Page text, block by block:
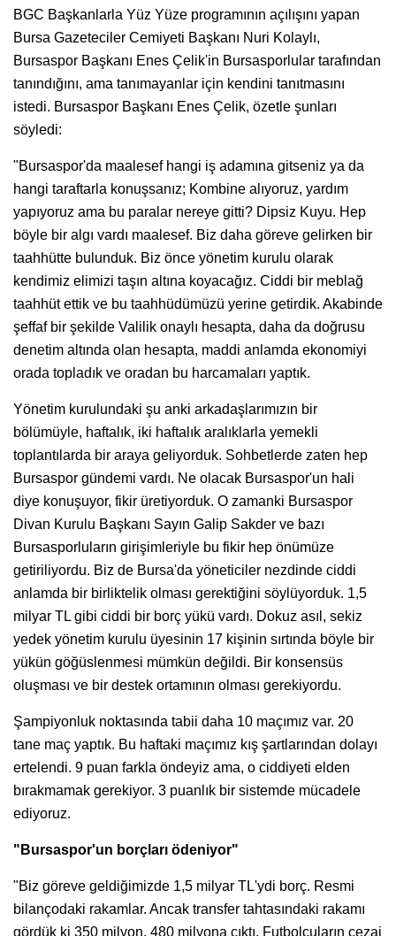
BGC Başkanlarla Yüz Yüze programının açılışını yapan
Bursa Gazeteciler Cemiyeti Başkanı Nuri Kolaylı,
Bursaspor Başkanı Enes Çelik'in Bursasporlular tarafından
tanındığını, ama tanımayanlar için kendini tanıtmasını
istedi. Bursaspor Başkanı Enes Çelik, özetle şunları
söyledi:
"Bursaspor'da maalesef hangi iş adamına gitseniz ya da
hangi taraftarla konuşsanız; Kombine alıyoruz, yardım
yapıyoruz ama bu paralar nereye gitti? Dipsiz Kuyu. Hep
böyle bir algı vardı maalesef. Biz daha göreve gelirken bir
taahhütte bulunduk. Biz önce yönetim kurulu olarak
kendimiz elimizi taşın altına koyacağız. Ciddi bir meblağ
taahhüt ettik ve bu taahhüdümüzü yerine getirdik. Akabinde
şeffaf bir şekilde Valilik onaylı hesapta, daha da doğrusu
denetim altında olan hesapta, maddi anlamda ekonomiyi
orada topladık ve oradan bu harcamaları yaptık.
Yönetim kurulundaki şu anki arkadaşlarımızın bir
bölümüyle, haftalık, iki haftalık aralıklarla yemekli
toplantılarda bir araya geliyorduk. Sohbetlerde zaten hep
Bursaspor gündemi vardı. Ne olacak Bursaspor'un hali
diye konuşuyor, fikir üretiyorduk. O zamanki Bursaspor
Divan Kurulu Başkanı Sayın Galip Sakder ve bazı
Bursasporluların girişimleriyle bu fikir hep önümüze
getiriliyordu. Biz de Bursa'da yöneticiler nezdinde ciddi
anlamda bir birliktelik olması gerektiğini söylüyorduk. 1,5
milyar TL gibi ciddi bir borç yükü vardı. Dokuz asıl, sekiz
yedek yönetim kurulu üyesinin 17 kişinin sırtında böyle bir
yükün göğüslenmesi mümkün değildi. Bir konsensüs
oluşması ve bir destek ortamının olması gerekiyordu.
Şampiyonluk noktasında tabii daha 10 maçımız var. 20
tane maç yaptık. Bu haftaki maçımız kış şartlarından dolayı
ertelendi. 9 puan farkla öndeyiz ama, o ciddiyeti elden
bırakmamak gerekiyor. 3 puanlık bir sistemde mücadele
ediyoruz.
"Bursaspor'un borçları ödeniyor"
"Biz göreve geldiğimizde 1,5 milyar TL'ydi borç. Resmi
bilançodaki rakamlar. Ancak transfer tahtasındaki rakamı
gördük ki 350 milyon, 480 milyona çıktı. Futbolcuların cezai